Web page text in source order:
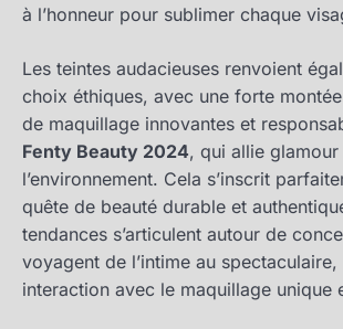
à l’honneur pour sublimer chaque
Les teintes audacieuses renvoient
choix éthiques, avec une forte
de maquillage innovantes et
Fenty Beauty 2024, qui allie
l’environnement. Cela s’inscrit
quête de beauté durable et
tendances s’articulent autour de
voyagent de l’intime au
interaction avec le maquillage unique